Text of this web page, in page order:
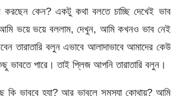
করছেন কেন? একটু কথা বলতে চাচ্ছি দেখেই ভাব
ভয়ে ভয়ে বললাম, দেখুন, আমি কখনও ভাব নেই
তারাতারি বলুন এভাবে আলাদাভাবে আমাদের কেউ
ভাবতে পারে। তাই প্লিজ আপনি তারাতারি বলুন।
কি ভাববে হ্যা? আর ভাবলে সমস্যা কোথায়? আমি